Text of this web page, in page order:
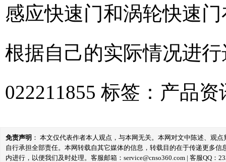
感应快速门和涡轮快速
根据自己的实际情况进
022211855 标签： 产品资
免责声明 ： 本文仅代表作者本人观点，与本网无关。本网对文中陈述、观
自行承担全部责任。本网转载自其它媒体的信息，转载目的在于传递更多
内进行，以便我们及时处理。客服邮箱：service@cnso360.com | 客服QQ：